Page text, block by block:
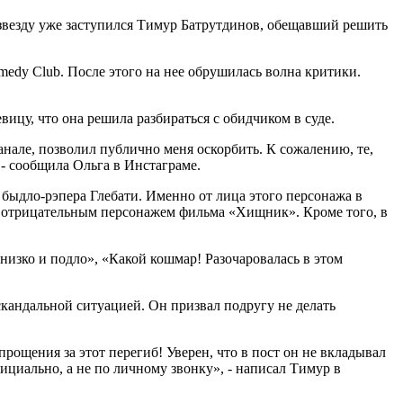
уже заступился Тимур Батрутдинов, обещавший решить
Club. После этого на нее обрушилась волна критики.
что она решила разбираться с обидчиком в суде.
позволил публично меня оскорбить. К сожалению, те,
сообщила Ольга в Инстаграме.
рэпера Глебати. Именно от лица этого персонажа в
персонажем фильма «Хищник». Кроме того, в
и подло», «Какой кошмар! Разочаровалась в этом
ситуацией. Он призвал подругу не делать
за этот перегиб! Уверен, что в пост он не вкладывал
а не по личному звонку», - написал Тимур в